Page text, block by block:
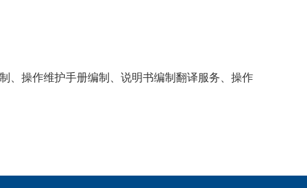
、操作维护手册编制、说明书编制翻译服务、操作